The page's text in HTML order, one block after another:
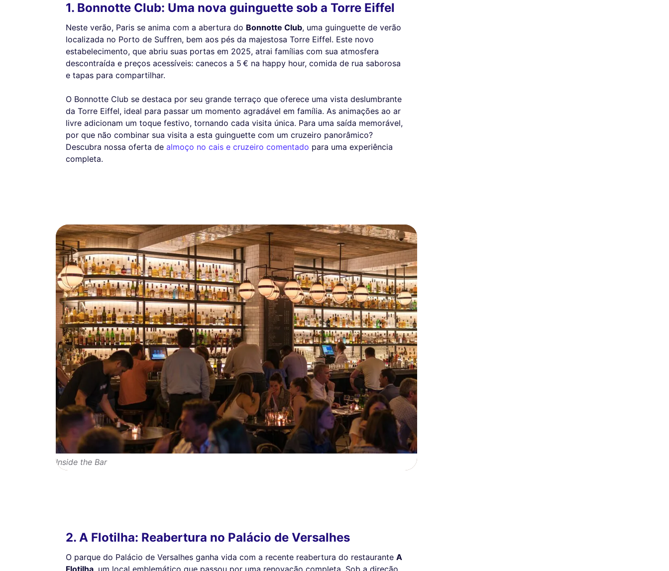
1. Bonnotte Club: Uma nova guinguette sob a Torre Eiffel
Neste verão, Paris se anima com a abertura do Bonnotte Club, uma guinguette de verão
localizada no Porto de Suffren, bem aos pés da majestosa Torre Eiffel. Este novo
estabelecimento, que abriu suas portas em 2025, atrai famílias com sua atmosfera
descontraída e preços acessíveis: canecos a 5 € na happy hour, comida de rua saborosa
e tapas para compartilhar.
O Bonnotte Club se destaca por seu grande terraço que oferece uma vista deslumbrante
da Torre Eiffel, ideal para passar um momento agradável em família. As animações ao ar
livre adicionam um toque festivo, tornando cada visita única. Para uma saída memorável,
por que não combinar sua visita a esta guinguette com um cruzeiro panorâmico?
Descubra nossa oferta de almoço no cais e cruzeiro comentado para uma experiência
completa.
Inside the Bar
2. A Flotilha: Reabertura no Palácio de Versalhes
O parque do Palácio de Versalhes ganha vida com a recente reabertura do restaurante A
Flotilha , um local emblemático que passou por uma renovação completa. Sob a direção